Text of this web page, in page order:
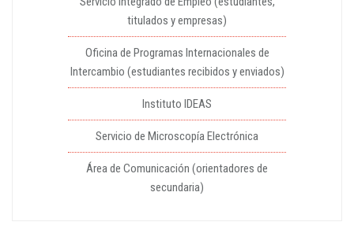
titulados y empresas)
Oficina de Programas Internacionales de
Intercambio (estudiantes recibidos y enviados)
Instituto IDEAS
Servicio de Microscopía Electrónica
Área de Comunicación (orientadores de
secundaria)